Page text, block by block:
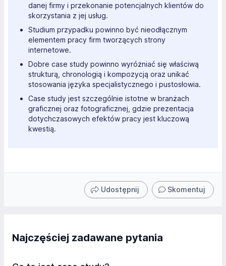
danej firmy i przekonanie potencjalnych klientów do
skorzystania z jej usług.
Studium przypadku powinno być nieodłącznym
elementem pracy firm tworzących strony
internetowe.
Dobre case study powinno wyróżniać się właściwą
strukturą, chronologią i kompozycją oraz unikać
stosowania języka specjalistycznego i pustosłowia.
Case study jest szczególnie istotne w branżach
graficznej oraz fotograficznej, gdzie prezentacja
dotychczasowych efektów pracy jest kluczową
kwestią.
Udostępnij Skomentuj
Najczęściej zadawane pytania